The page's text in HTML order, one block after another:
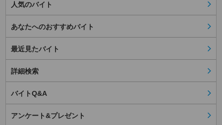
人気のバイト
あなたへのおすすめバイト
最近見たバイト
詳細検索
バイトQ&A
アンケート&プレゼント